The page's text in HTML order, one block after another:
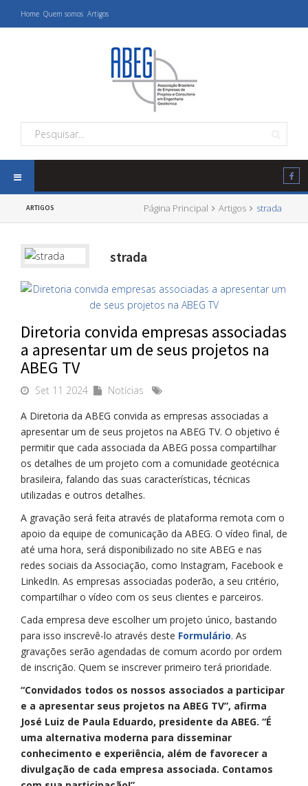
Home Quem somos Artigos
ARTIGOS Página Principal Artigos strada
strada
Diretoria convida empresas associadas
a apresentar um de seus projetos na
ABEG TV
Set 11 2024
Notícias
A Diretoria da ABEG convida as empresas associadas a
apresentar um de seus projetos na ABEG TV. O objetivo é
permitir que cada associada da ABEG possa compartilhar
os detalhes de um projeto com a comunidade geotécnica
brasileira, falando das suas características, técnicas
utilizadas e outros detalhes.
A gravação será feita através de plataforma remota com o
apoio da equipe de comunicação da ABEG. O vídeo final, de
até uma hora, será disponibilizado no site ABEG e nas
redes sociais da Associação, como Instagram, Facebook e
LinkedIn. As empresas associadas poderão, a seu critério,
compartilhar o vídeo com os seus clientes e parceiros.
Cada empresa deve escolher um projeto único, bastando
para isso inscrevê-lo através deste Formulário. As
gravações serão agendadas de comum acordo por ordem
de inscrição. Quem se inscrever primeiro terá prioridade.
“Convidados todos os nossos associados a participar
e a apresentar seus projetos na ABEG TV”, afirma
José Luiz de Paula Eduardo, presidente da ABEG. “É
uma alternativa moderna para disseminar
conhecimento e experiência, além de favorecer a
divulgação de cada empresa associada. Contamos